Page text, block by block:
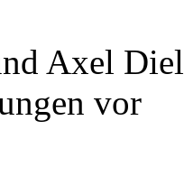
Axel
vor